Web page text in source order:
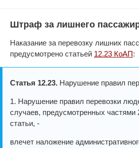
Штраф за лишнего
Наказание за перевозку лишних
предусмотрено статьей 12.23 КоАП:
Статья 12.23. Нарушение правил
1. Нарушение правил перевозки
случаев, предусмотренных частями
статьи, -
влечет наложение